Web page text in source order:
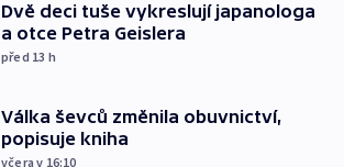
Dvě deci tuše vykreslují japanologa
a otce Petra Geislera
před 13 h
Válka ševců změnila obuvnictví,
popisuje kniha
včera v 16:10